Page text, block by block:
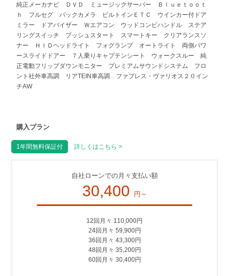
純正メーカナビ ＤＶＤ ミュージックサーバー Ｂｌｕｅｔｏｏｔ
ｈ フルセグ バックカメラ ビルトインＥＴＣ ウインカー付ドア
ミラー ドアバイザー Ｗエアコン ウッドコンビハンドル ステア
リングスイッチ プッシュスタート スマートキー クリアランスソ
ナー ＨＩＤヘッドライト フォグランプ オートライト 両側パワ
ースライドドアー ７人乗りキャプテンシート ウォークスルー 純
正電動フリップダウンモニター プレミアムサウンドシステム フロ
ント社外車高調 リアTEIN車高調 ファブレス・ヴァリオス２０イン
チAW
購入プラン
1年間無料保証付 詳しくはこちら >
自社ローンでの月々支払い額
30,400 円～
12回月々 110,000円
24回月々 59,900円
36回月々 43,300円
48回月々 35,200円
60回月々 30,400円